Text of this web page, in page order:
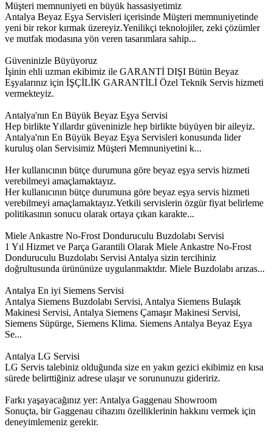
Müşteri memnuniyeti en büyük hassasiyetimiz
Antalya Beyaz Eşya Servisleri içerisinde Müşteri memnuniyetinde
yeni bir rekor kırmak üzereyiz.Yenilikçi teknolojiler, zeki çözümler
ve mutfak modasına yön veren tasarımlara sahip...
Güveninizle Büyüyoruz
İşinin ehli uzman ekibimiz ile GARANTİ DIŞI Bütün Beyaz
Eşyalarınız için İŞÇİLİK GARANTİLİ Özel Teknik Servis hizmeti
vermekteyiz.
Antalya'nın En Büyük Beyaz Eşya Servisi
Hep birlikte Yıllardır güveninizle hep birlikte büyüyen bir aileyiz.
Antalya'nın En Büyük Beyaz Eşya Servisleri konusunda lider
kuruluş olan Servisimiz Müşteri Memnuniyetini k...
Her kullanıcının bütçe durumuna göre beyaz eşya servis hizmeti
verebilmeyi amaçlamaktayız.
Her kullanıcının bütçe durumuna göre beyaz eşya servis hizmeti
verebilmeyi amaçlamaktayız.Yetkili servislerin özgür fiyat belirleme
politikasının sonucu olarak ortaya çıkan karakte...
Miele Ankastre No-Frost Donduruculu Buzdolabı Servisi
1 Yıl Hizmet ve Parça Garantili Olarak Miele Ankastre No-Frost
Donduruculu Buzdolabı Servisi Antalya sizin tercihiniz
doğrultusunda ürününüze uygulanmaktdır. Miele Buzdolabı arızas...
Antalya En iyi Siemens Servisi
Antalya Siemens Buzdolabı Servisi, Antalya Siemens Bulaşık
Makinesi Servisi, Antalya Siemens Çamaşır Makinesi Servisi,
Siemens Süpürge, Siemens Klima. Siemens Antalya Beyaz Eşya
Se...
Antalya LG Servisi
LG Servis talebiniz olduğunda size en yakın gezici ekibimiz en kısa
sürede belirttiğiniz adrese ulaşır ve sorununuzu gideririz.
Farkı yaşayacağınız yer: Antalya Gaggenau Showroom
Sonuçta, bir Gaggenau cihazını özelliklerinin hakkını vermek için
deneyimlemeniz gerekir.